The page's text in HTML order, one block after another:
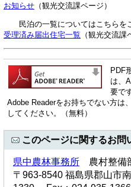
お知らせ （観光交流課ページ）
民泊の一覧についてはこちらを
受理済み届出住宅一覧 （観光交流課
PDF
は、
要で
Adobe Readerをお持ちでない方は
してください。（無料）
このページに関するお問
県中農林事務所 農村整備
〒963-8540 福島県郡山市